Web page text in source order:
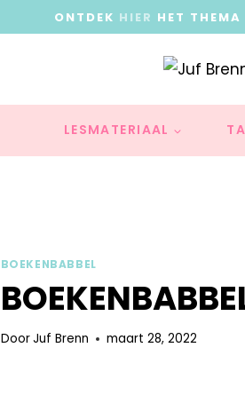
ONTDEK HIER HET
LESMATERIAAL
BOEKENBABBEL
DoorJuf Brenn maart 28, 2022